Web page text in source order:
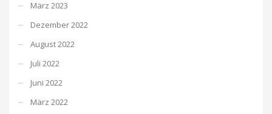
März 2023
Dezember 2022
August 2022
Juli 2022
Juni 2022
März 2022